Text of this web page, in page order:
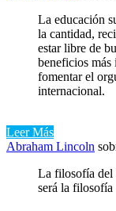
La educación
la cantidad,
estar libre de
beneficios más
fomentar el
internacional.
Leer Más
Abraham Lincoln
La filosofía del
será la